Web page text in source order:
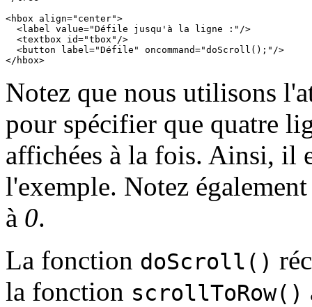
<hbox align="center">
  <label value="Défile jusqu'à la ligne :"/>
  <textbox id="tbox"/>
  <button label="Défile" oncommand="doScroll();"/>
</hbox>
Notez que nous utilisons
pour spécifier que quatre
affichées à la fois. Ainsi, il
l'exemple. Notez
à 0.
La fonction doScroll()
la fonction scrollToRow()